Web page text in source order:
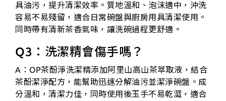
具油污，提升清潔效率。質地溫和、泡沫適中，沖洗
容易不易殘留，適合日常碗盤與廚房用具清潔使用。
同時帶有清新茶香氣味，讓洗碗過程更舒適。
Q3：洗潔精會傷手嗎？
A：OP茶酚淨洗潔精添加阿里山高山茶萃取液，結合
茶酚潔淨配方，能幫助迅速分解油污並潔淨碗盤。成
分溫和，清潔力佳，同時使用後玉手不易乾澀，適合